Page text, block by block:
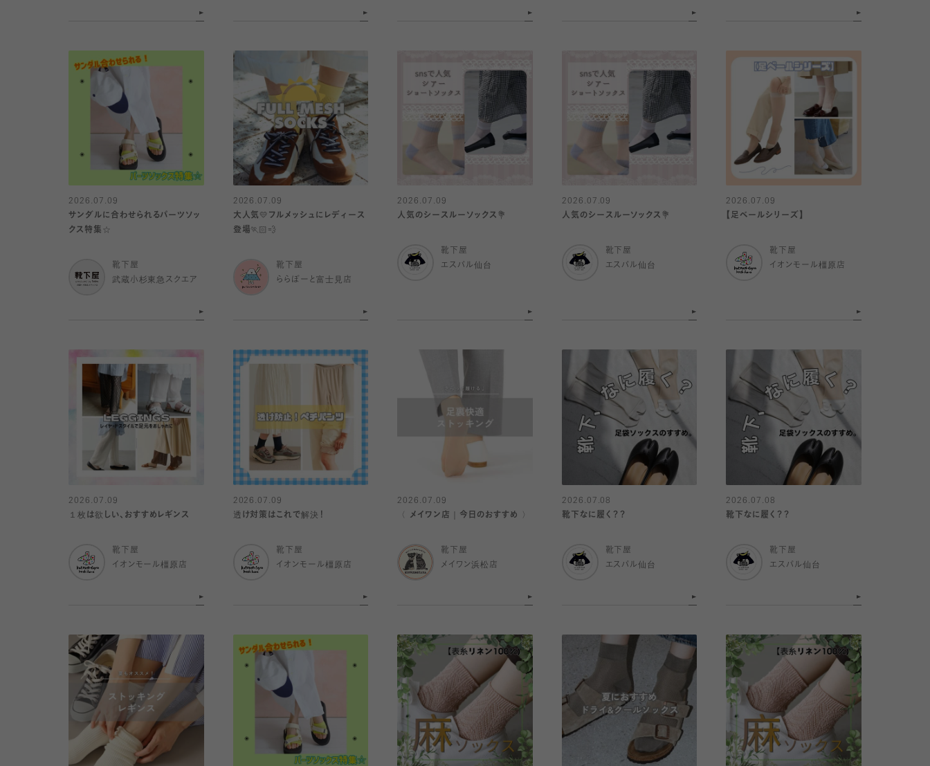
2026.07.09
サンダルに合わせられるパーツソッ
クス特集☆
靴下屋
武蔵小杉東急スクエア
2026.07.09
大人気💛フルメッシュにレディース
登場🏃🏻💨
靴下屋
ららぽーと富士見店
2026.07.09
人気のシースルーソックス💐
靴下屋
エスパル仙台
2026.07.09
人気のシースルーソックス💐
靴下屋
エスパル仙台
2026.07.09
【足ベールシリーズ】
靴下屋
イオンモール橿原店
2026.07.09
１枚は欲しい、おすすめレギンス
靴下屋
イオンモール橿原店
2026.07.09
透け対策はこれで解決！
靴下屋
イオンモール橿原店
2026.07.09
〈 メイワン店｜今日のおすすめ 〉
靴下屋
メイワン浜松店
2026.07.08
靴下なに履く？？
靴下屋
エスパル仙台
2026.07.08
靴下なに履く？？
靴下屋
エスパル仙台